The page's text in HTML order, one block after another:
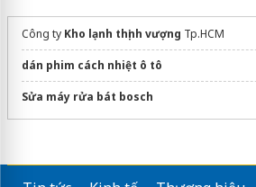
Công ty Kho lạnh thịnh vượng Tp.HCM
dán phim cách nhiệt ô tô
Sửa máy rửa bát bosch